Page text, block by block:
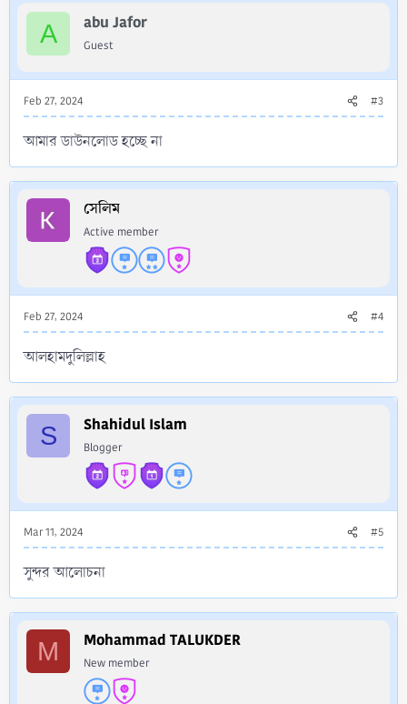
o
:
A abu Jafor
Guest
Feb 27, 2024 #3
আমার ডাউনলোড হচ্ছে না
সেলিম
Active member
Feb 27, 2024 #4
আলহামদুলিল্লাহ
S Shahidul Islam
Blogger
Mar 11, 2024 #5
সুন্দর আলোচনা
M Mohammad TALUKDER
New member